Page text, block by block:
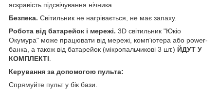
яскравість підсвічування нічника.
Безпека. Світильник не нагрівається, не має запаху.
Робота від батарейок і мережі. 3D світильник "Юкіо
Окумура" може працювати від мережі, комп'ютера або power-
банка, а також від батарейок (мікропальчикові 3 шт.) ЙДУТ У
КОМПЛЕКТІ
Керування за допомогою пульта:
Спрямуйте пульт у бік бази.